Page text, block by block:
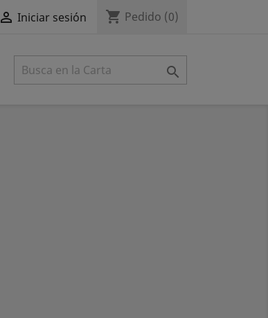
 Iniciar sesión shopping_cart Pedido (0)
